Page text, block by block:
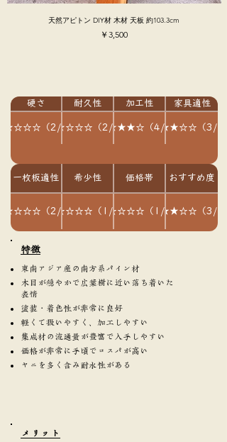
天然アピトン DIY材 木材 天板 約103.3cm
価格
￥3,500
硬さ 耐久性 加工性 家具適性
（2/5）
★★☆☆☆（2/5）★★★★☆（4/5）★★★☆☆（3/5
一枚板適性 希少性 価格帯 おすすめ度
（2/5）
★☆☆☆☆（1/5）★☆☆☆☆（1/5）★★★☆☆（3/5
​特徴
東南アジア産の南方系パイン材
木目が穏やかで広葉樹に近い落ち着いた
表情
塗装・着色性が非常に良好
軽くて扱いやすく、加工しやすい
集成材の流通量が豊富で入手しやすい
価格が非常に手頃でコスパが高い
ヤニを多く含み耐水性がある
​メリット